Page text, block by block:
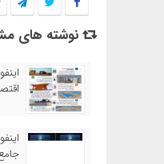
نوشته های